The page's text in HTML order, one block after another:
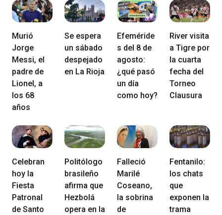
Murió
Jorge
Messi, el
padre de
Lionel, a
los 68
años
Se espera
un sábado
despejado
en La Rioja
Efeméride
s del 8 de
agosto:
¿qué pasó
un día
como hoy?
River visita
a Tigre por
la cuarta
fecha del
Torneo
Clausura
Celebran
hoy la
Fiesta
Patronal
de Santo
Politólogo
brasileño
afirma que
Hezbolá
opera en la
Falleció
Marilé
Coseano,
la sobrina
de
Fentanilo:
los chats
que
exponen la
trama